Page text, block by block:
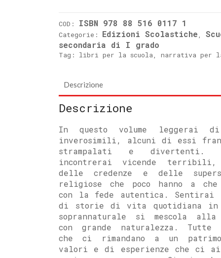
COD: ISBN 978 88 516 0117 1
Categorie: Edizioni Scolastiche,
secondaria di I grado
Tag: libri per la scuola,narrativa per
Descrizione
Descrizione
In questo volume leggerai
inverosimili, alcuni di essi
strampalati e divertenti.
incontrerai vicende
delle credenze e delle
religiose che poco hanno a che
con la fede autentica. Sentirai
di storie di vita quotidiana
soprannaturale si mescola
con grande naturalezza. Tutte
che ci rimandano a un
valori e di esperienze che ci